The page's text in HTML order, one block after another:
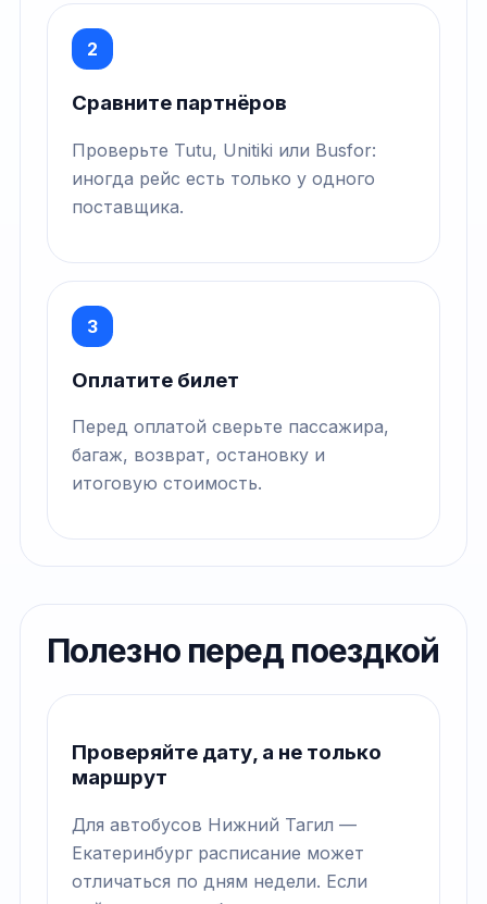
2
Сравните партнёров
Проверьте Tutu, Unitiki или Busfor:
иногда рейс есть только у одного
поставщика.
3
Оплатите билет
Перед оплатой сверьте пассажира,
багаж, возврат, остановку и
итоговую стоимость.
Полезно перед поездкой
Проверяйте дату, а не только
маршрут
Для автобусов Нижний Тагил —
Екатеринбург расписание может
отличаться по дням недели. Если